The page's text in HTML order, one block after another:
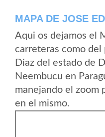
MAPA DE JOSE
Aqui os dejamos el
carreteras como del
Diaz del estado de
Neembucu en
manejando el zoom
en el mismo.